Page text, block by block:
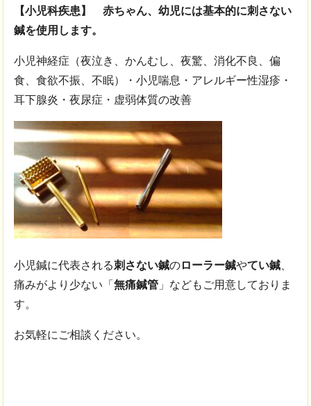
【小児科疾患】 赤ちゃん、幼児には基本的に刺さない
鍼を使用します。
小児神経症（夜泣き、かんむし、夜驚、消化不良、偏
食、食欲不振、不眠）・小児喘息・アレルギー性湿疹・
耳下腺炎・夜尿症・虚弱体質の改善
小児鍼に代表される刺さない鍼のローラー鍼やてい鍼、
痛みがより少ない「無痛鍼管 」などもご用意しておりま
す。
お気軽にご相談ください。